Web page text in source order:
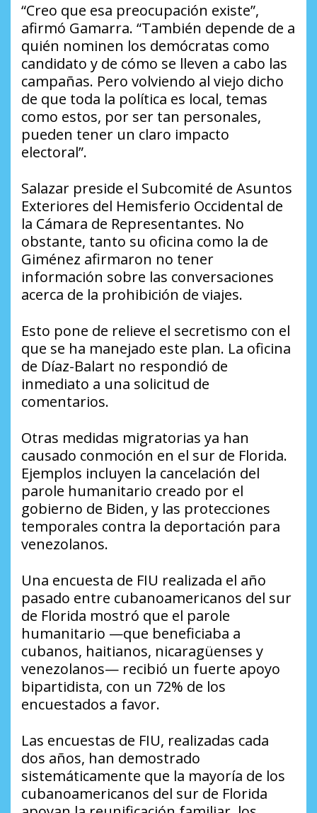
“Creo que esa preocupación existe”,
afirmó Gamarra. “También depende de a
quién nominen los demócratas como
candidato y de cómo se lleven a cabo las
campañas. Pero volviendo al viejo dicho
de que toda la política es local, temas
como estos, por ser tan personales,
pueden tener un claro impacto
electoral”.
Salazar preside el Subcomité de Asuntos
Exteriores del Hemisferio Occidental de
la Cámara de Representantes. No
obstante, tanto su oficina como la de
Giménez afirmaron no tener
información sobre las conversaciones
acerca de la prohibición de viajes.
Esto pone de relieve el secretismo con el
que se ha manejado este plan. La oficina
de Díaz-Balart no respondió de
inmediato a una solicitud de
comentarios.
Otras medidas migratorias ya han
causado conmoción en el sur de Florida.
Ejemplos incluyen la cancelación del
parole humanitario creado por el
gobierno de Biden, y las protecciones
temporales contra la deportación para
venezolanos.
Una encuesta de FIU realizada el año
pasado entre cubanoamericanos del sur
de Florida mostró que el parole
humanitario —que beneficiaba a
cubanos, haitianos, nicaragüenses y
venezolanos— recibió un fuerte apoyo
bipartidista, con un 72% de los
encuestados a favor.
Las encuestas de FIU, realizadas cada
dos años, han demostrado
sistemáticamente que la mayoría de los
cubanoamericanos del sur de Florida